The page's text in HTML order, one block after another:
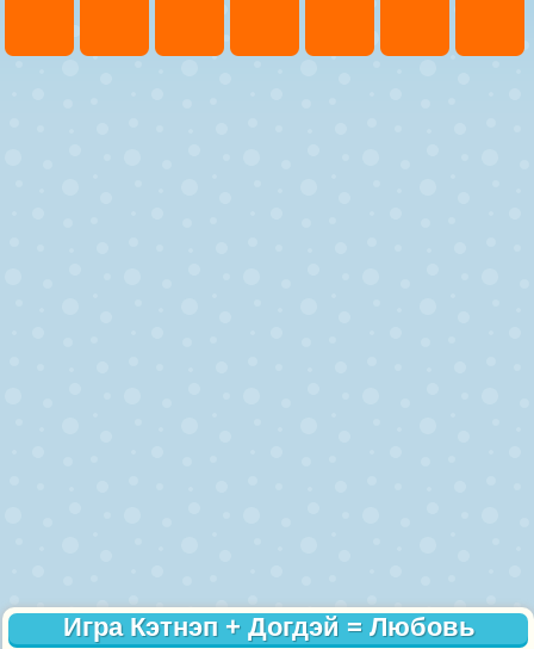
Игра Кэтнэп + Догдэй = Любовь